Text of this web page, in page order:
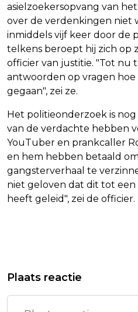
asielzoekersopvang van
over de verdenkingen niet
inmiddels vijf keer door de
telkens beroept hij zich op
officier van justitie. "Tot nu
antwoorden op vragen
gegaan", zei ze.
Het politieonderzoek is
van de verdachte hebben
YouTuber en prankcaller
en hem hebben betaald
gangsterverhaal te
niet geloven dat dit tot
heeft geleid", zei de officier.
VERDACHTE IN
TOURPELOTON
EERSTE
Plaats reactie